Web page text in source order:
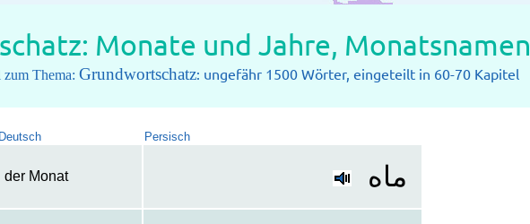
Monate und Jahre, Monatsnamen
zum Thema:Grundwortschatz: ungefähr 1500 Wörter, eingeteilt in 60-70 Kapitel
Deutsch Persisch
der Monat ماه